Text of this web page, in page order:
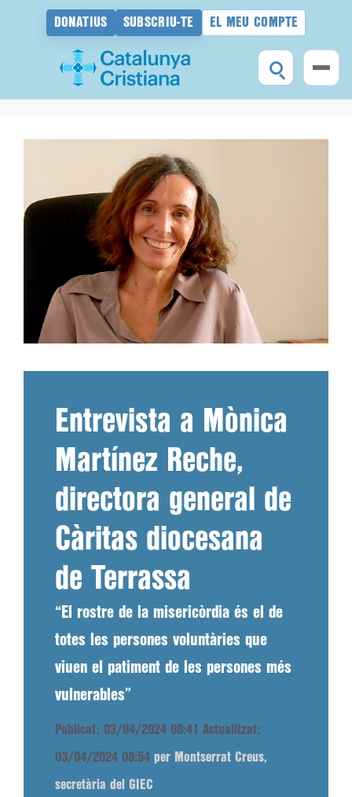
DONATIUS SUBSCRIU-TE EL MEU COMPTE
Entrevista a Mònica
Martínez Reche,
directora general de
Càritas diocesana
de Terrassa
“El rostre de la misericòrdia és el de
totes les persones voluntàries que
viuen el patiment de les persones més
vulnerables”
Publicat: 03/04/2024 08:41 Actualitzat:
03/04/2024 08:54 per Montserrat Creus,
secretària del GIEC